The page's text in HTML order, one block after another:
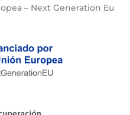
– Next Generation Eu